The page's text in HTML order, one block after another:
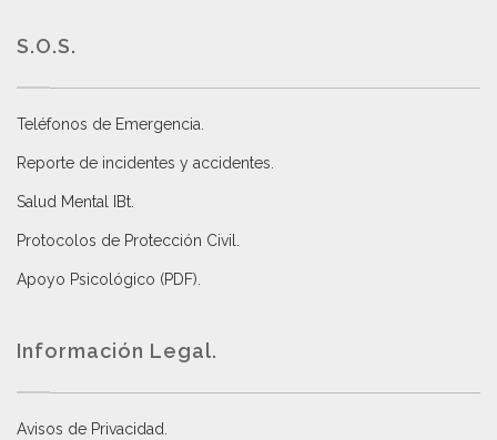
S.O.S.
Teléfonos de Emergencia.
Reporte de incidentes y accidentes
Salud Mental IBt
Protocolos de Protección Civil
Apoyo Psicológico (PDF)
Información Legal.
Avisos de Privacidad